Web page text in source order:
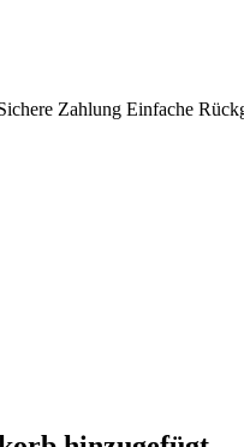
Zahlung Einfache